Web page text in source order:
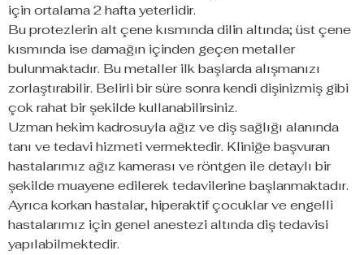
için ortalama 2 hafta yeterlidir.
Bu protezlerin alt çene kısmında dilin altında; üst çene
kısmında ise damağın içinden geçen metaller
bulunmaktadır. Bu metaller ilk başlarda alışmanızı
zorlaştırabilir. Belirli bir süre sonra kendi dişinizmiş gibi
çok rahat bir şekilde kullanabilirsiniz.
Uzman hekim kadrosuyla ağız ve diş sağlığı alanında
tanı ve tedavi hizmeti vermektedir. Kliniğe başvuran
hastalarımız ağız kamerası ve röntgen ile detaylı bir
şekilde muayene edilerek tedavilerine başlanmaktadır.
Ayrıca korkan hastalar, hiperaktif çocuklar ve engelli
hastalarımız için genel anestezi altında diş tedavisi
yapılabilmektedir.